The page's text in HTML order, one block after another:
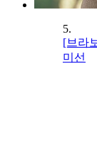
5.
[브라
미선